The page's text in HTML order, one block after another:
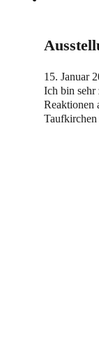
15. Januar
Ich bin sehr
Reaktionen